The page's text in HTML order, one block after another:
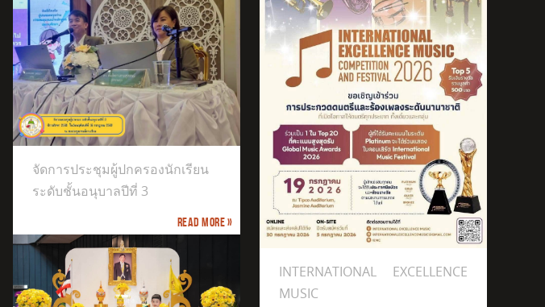
จัดการประชุมผู้ปกครองนักเรียน
ระดับชั้นอนุบาลปีที่ 3
Read more »
INTERNATIONAL EXCELLENCE MUSIC
INTERNATIONAL EXCELLENCE
MUSIC